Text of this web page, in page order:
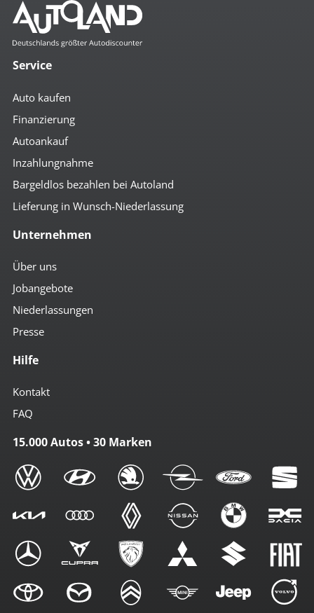
Service
Auto kaufen
Finanzierung
Autoankauf
Inzahlungnahme
Bargeldlos bezahlen bei Autoland
Lieferung in Wunsch-Niederlassung
Unternehmen
Über uns
Jobangebote
Niederlassungen
Presse
Hilfe
Kontakt
FAQ
15.000 Autos • 30 Marken